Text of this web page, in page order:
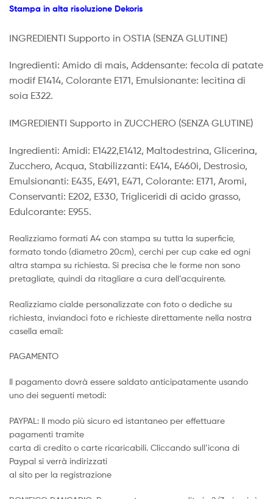
Stampa in alta risoluzione Dekoris
INGREDIENTI Supporto in OSTIA (SENZA GLUTINE)
Ingredienti: Amido di mais, Addensante: fecola di patate
modif E1414, Colorante E171, Emulsionante: lecitina di
soia E322.
IMGREDIENTI Supporto in ZUCCHERO (SENZA GLUTINE)
Ingredienti: Amidi: E1422,E1412, Maltodestrina, Glicerina,
Zucchero, Acqua, Stabilizzanti: E414, E460i, Destrosio,
Emulsionanti: E435, E491, E471, Colorante: E171, Aromi,
Conservanti: E202, E330, Trigliceridi di acido grasso,
Edulcorante: E955.
Realizziamo formati A4 con stampa su tutta la superficie,
formato tondo (diametro 20cm), cerchi per cup cake ed ogni
altra stampa su richiesta. Si precisa che le forme non sono
pretagliate, quindi da ritagliare a cura dell’acquirente.
Realizziamo cialde personalizzate con foto o dediche su
richiesta, inviandoci foto e richieste direttamente nella nostra
casella email:
PAGAMENTO
Il pagamento dovrà essere saldato anticipatamente usando
uno dei seguenti metodi:
PAYPAL: Il modo più sicuro ed istantaneo per effettuare
pagamenti tramite
carta di credito o carte ricaricabili. Cliccando sull’icona di
Paypal si verrà indirizzati
al sito per la registrazione